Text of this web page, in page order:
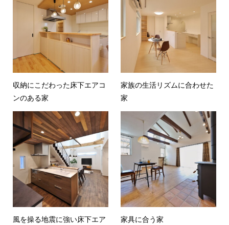
収納にこだわった床下エアコ
ンのある家
家族の生活リズムに合わせた
家
風を操る地震に強い床下エア
家具に合う家